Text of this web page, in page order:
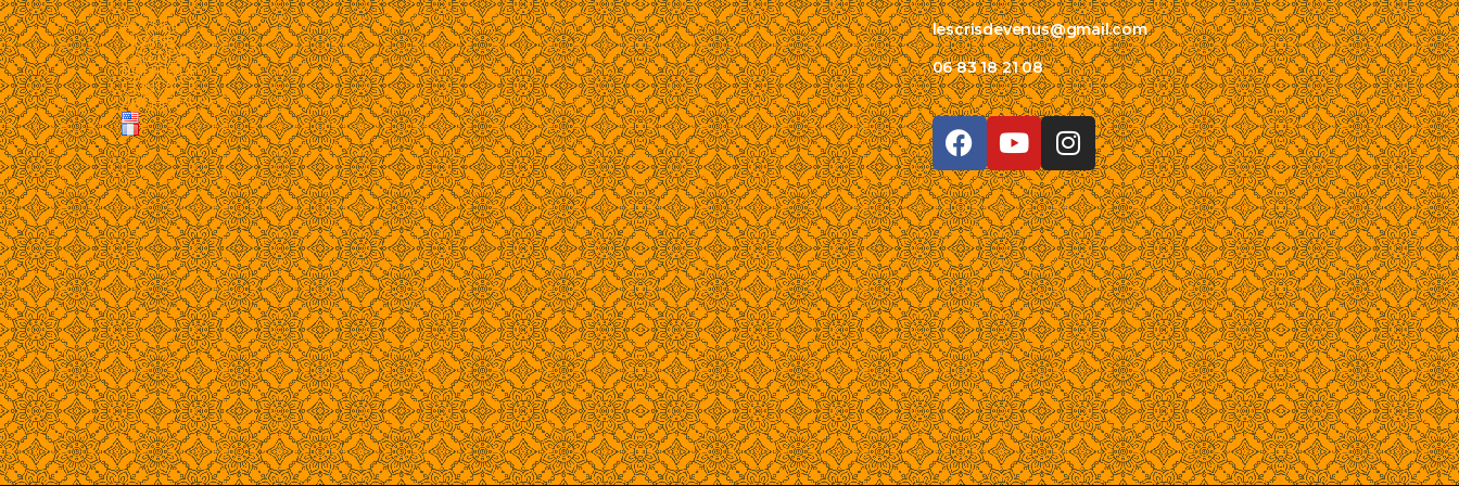
ACCUEIL
VILAINE
CALENDRIER
BOUTIQUE
CONTACT
ARCHIVES
lescrisdevenus@gmail.com
06 83 18 21 08